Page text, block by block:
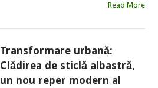
Read More
Transformare urbană:
Clădirea de sticlă albastră,
un nou reper modern al